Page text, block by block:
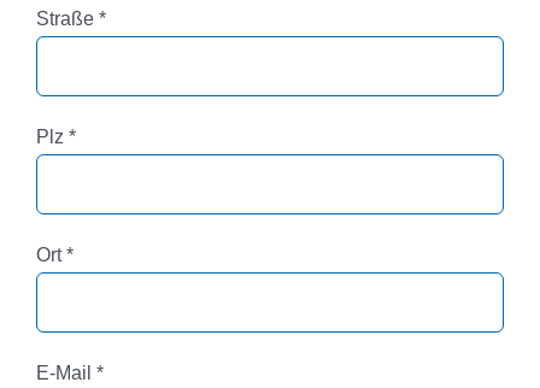
Straße Pflichtfeld
*
Plz Pflichtfeld
*
OrtPflichtfeld
*
E-Mail Pflichtfeld
*